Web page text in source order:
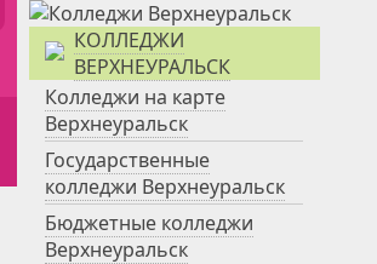
КОЛЛЕДЖИ
ВЕРХНЕУРАЛЬСК
Колледжи на карте
Верхнеуральск
Государственные
колледжи Верхнеуральск
Бюджетные колледжи
Верхнеуральск